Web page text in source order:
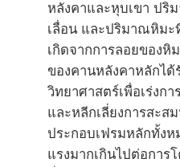
โรงจอดรถเหล็ก
หลังคาและหุบเขา ปริ
เลื่อน และปริมาณหิมะ
เกิดจากการลอยของหิ
ของคานหลังคาหลักได้
วิทยาศาสตร์เพื่อเร่งก
และหลีกเลี่ยงการสะส
ประกอบเฟรมหลักทั้งห
แรงมากเกินไปต่อการ